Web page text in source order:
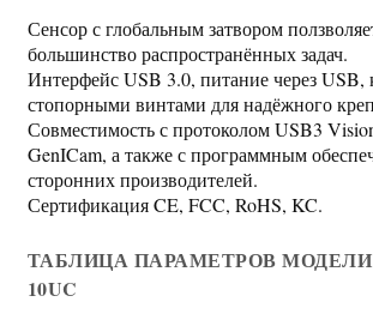
Сенсор с глобальным затвором
большинство распространённых задач.
Интерфейс USB 3.0, питание через USB,
стопорными винтами для надёжного
Совместимость с протоколом USB3
GenICam, а также с программным
сторонних производителей.
Сертификация CE, FCC, RoHS, KC.
ТАБЛИЦА ПАРАМЕТРОВ МОДЕЛИ
10UC